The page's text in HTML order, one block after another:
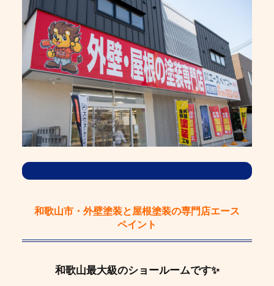
和歌山市・外壁塗装と屋根塗装の専門店エース
ペイント
和歌山最大級のショールームです✨